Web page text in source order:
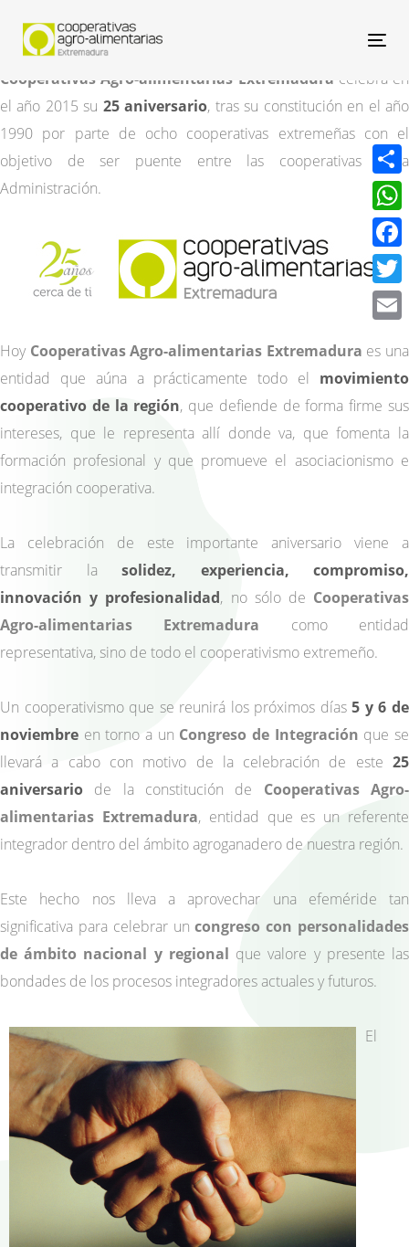
Cooperativas Agro-alimentarias Extremadura celebra en
el año 2015 su 25 aniversario, tras su constitución en el año
1990 por parte de ocho cooperativas extremeñas con el
objetivo de ser puente entre las cooperativas y la
Administración.
Hoy Cooperativas Agro-alimentarias Extremadura es una
entidad que aúna a prácticamente todo el movimiento
cooperativo de la región, que defiende de forma firme sus
intereses, que le representa allí donde va, que fomenta la
formación profesional y que promueve el asociacionismo e
integración cooperativa.
La celebración de este importante aniversario viene a
transmitir la solidez, experiencia, compromiso,
innovación y profesionalidad, no sólo de Cooperativas
Agro-alimentarias Extremadura como entidad
representativa, sino de todo el cooperativismo extremeño.
Un cooperativismo que se reunirá los próximos días5 y 6 de
noviembre en torno a un Congreso de Integración que se
llevará a cabo con motivo de la celebración de este 25
aniversario de la constitución de Cooperativas Agro-
alimentarias Extremadura, entidad que es un referente
integrador dentro del ámbito agroganadero de nuestra región.
Este hecho nos lleva a aprovechar una efeméride tan
significativa para celebrar uncongreso con personalidades
de ámbito nacional y regional que valore y presente las
bondades de los procesos integradores actuales y futuros.
El